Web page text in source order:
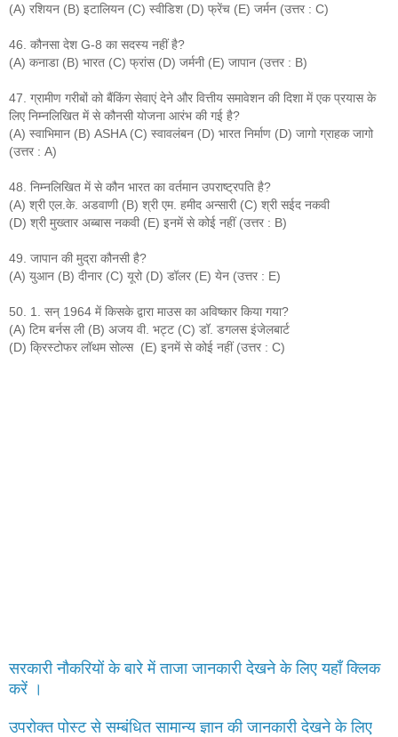
(A) रशियन (B) इटालियन (C) स्वीडिश (D) फ्रेंच (E) जर्मन (उत्तर : C)
46. कौनसा देश G-8 का सदस्य नहीं है?
(A) कनाडा (B) भारत (C) फ्रांस (D) जर्मनी (E) जापान (उत्तर : B)
47. ग्रामीण गरीबों को बैंकिंग सेवाएं देने और वित्तीय समावेशन की दिशा में एक प्रयास के
लिए निम्नलिखित में से कौनसी योजना आरंभ की गई है?
(A) स्वाभिमान (B) ASHA (C) स्वावलंबन (D) भारत निर्माण (D) जागो ग्राहक जागो
(उत्तर : A)
48. निम्नलिखित में से कौन भारत का वर्तमान उपराष्ट्रपति है?
(A) श्री एल.के. अडवाणी (B) श्री एम. हमीद अन्सारी (C) श्री सईद नकवी
(D) श्री मुख्तार अब्बास नकवी (E) इनमें से कोई नहीं (उत्तर : B)
49. जापान की मुद्रा कौनसी है?
(A) युआन (B) दीनार (C) यूरो (D) डॉलर (E) येन (उत्तर : E)
50. 1. सन् 1964 में किसके द्वारा माउस का अविष्कार किया गया?
(A) टिम बर्नस ली (B) अजय वी. भट्ट (C) डॉ. डगलस इंजेलबार्ट
(D) क्रिस्टोफर लॉथम सोल्स (E) इनमें से कोई नहीं (उत्तर : C)
सरकारी नौकरियों के बारे में ताजा जानकारी देखने के लिए यहाँ क्लिक
करें ।
उपरोक्त पोस्ट से सम्बंधित सामान्य ज्ञान की जानकारी देखने के लिए